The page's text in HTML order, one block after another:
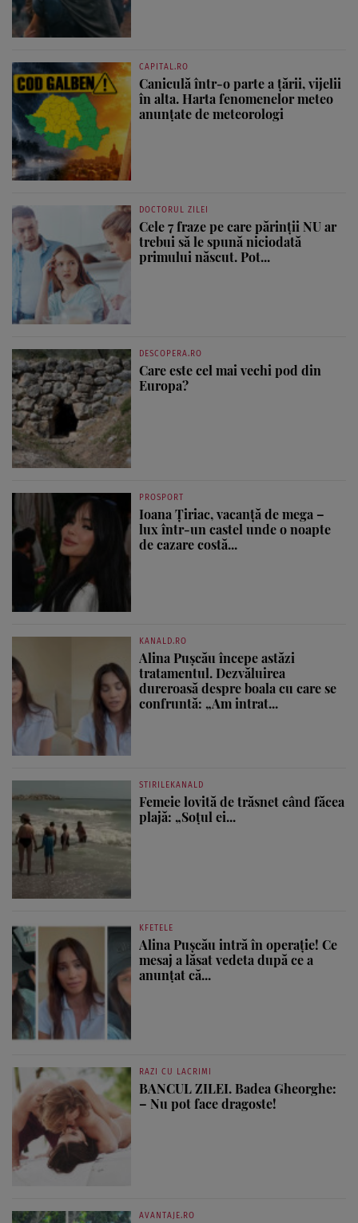
CAPITAL.RO
Caniculă într-o parte a țării, vijelii
în alta. Harta fenomenelor meteo
anunțate de meteorologi
DOCTORUL ZILEI
Cele 7 fraze pe care părinții NU ar
trebui să le spună niciodată
primului născut. Pot...
DESCOPERA.RO
Care este cel mai vechi pod din
Europa?
PROSPORT
Ioana Țiriac, vacanță de mega –
lux într-un castel unde o noapte
de cazare costă...
KANALD.RO
Alina Pușcău începe astăzi
tratamentul. Dezvăluirea
dureroasă despre boala cu care se
confruntă: „Am intrat...
STIRILEKANALD
Femeie lovită de trăsnet când făcea
plajă: „Soțul ei...
KFETELE
Alina Pușcău intră în operație! Ce
mesaj a lăsat vedeta după ce a
anunțat că...
RAZI CU LACRIMI
BANCUL ZILEI. Badea Gheorghe:
– Nu pot face dragoste!
AVANTAJE.RO